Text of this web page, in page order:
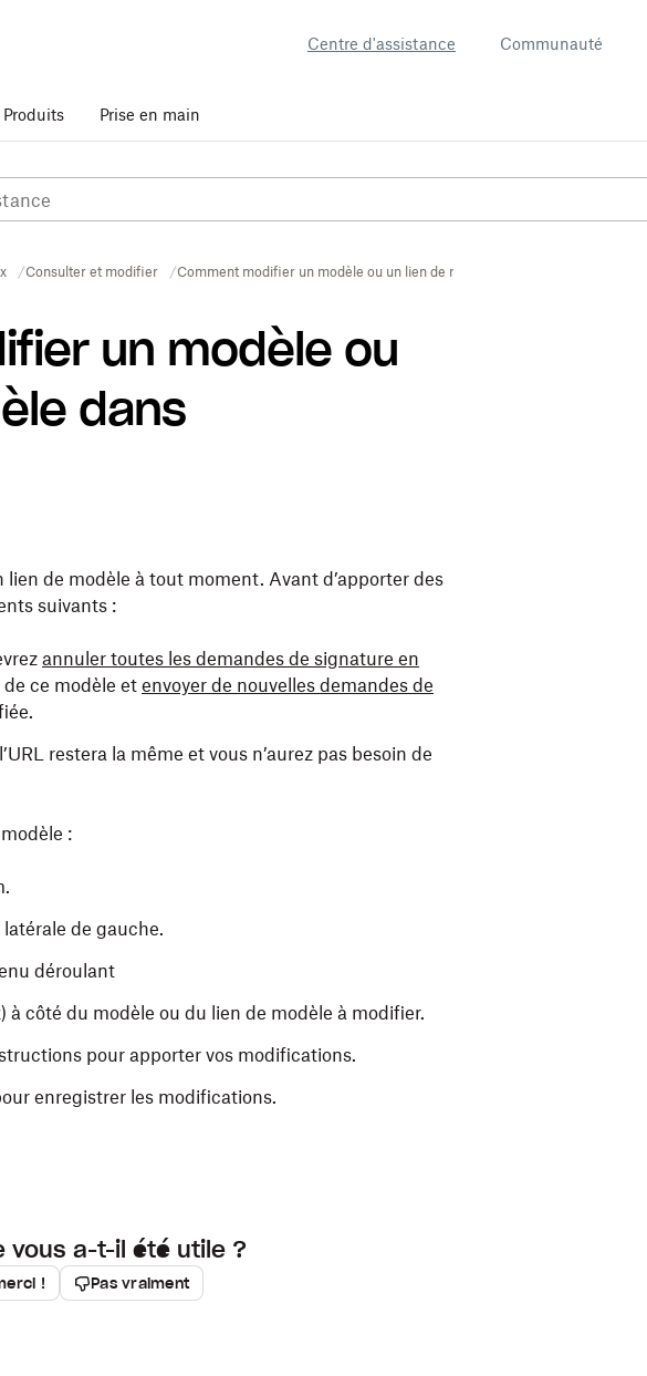
Centre d'assistance Communauté
Produits Prise en main
Consulter et modifier Comment modifier un modèle ou un lien de modèle dans Dropbox Sign
un modèle ou
dans
de modèle à tout moment. Avant d’apporter des
suivants :
annuler toutes les demandes de signature en
de ce modèle et envoyer de nouvelles demandes de
restera la même et vous n’aurez pas besoin de
:
de gauche.
déroulant
à côté du modèle ou du lien de modèle à modifier.
pour apporter vos modifications.
enregistrer les modifications.
vous a-t-il été utile ?
! Pas vraiment